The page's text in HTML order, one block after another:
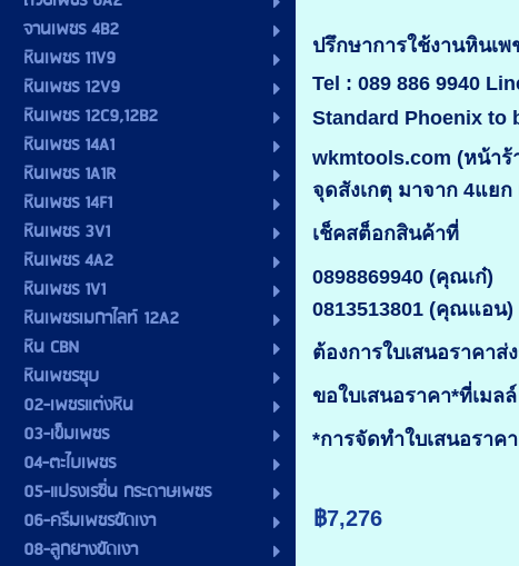
จานเพชร 4B2
หินเพชร 11V9
หินเพชร 12V9
หินเพชร 12C9,12B2
หินเพชร 14A1
หินเพชร 1A1R
หินเพชร 14F1
หินเพชร 3V1
หินเพชร 4A2
หินเพชร 1V1
หินเพชรเมกาไลท์ 12A2
หิน CBN
หินเพชรชุบ
02-เพชรแต่งหิน
03-เข็มเพชร
04-ตะไบเพชร
05-แปรงเรซิ่น กระดาษเพชร
06-ครีมเพชรขัดเงา
08-ลูกยางขัดเงา
ปรึกษาการใช้งานหินเ
Tel : 089 886 9940
Standard Phoenix to
wkmtools.com (หน้าร้
จุดสังเกตุ มาจาก 4แย
เช็คสต็อกสินค้าที่
0898869940 (คุณเก๋)
0813513801 (คุณแอน)
ต้องการใบเสนอราคาส่
ขอใบเสนอราคา*ที่เมล
*การจัดทำใบเสนอราค
฿7,276